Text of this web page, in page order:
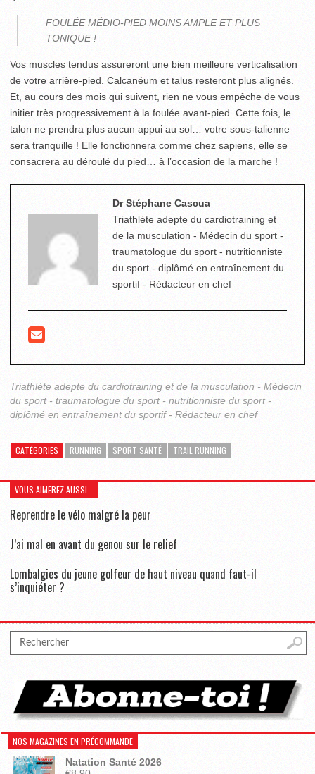
FOULÉE MÉDIO-PIED MOINS AMPLE ET PLUS
TONIQUE !
Vos muscles tendus assureront une bien meilleure verticalisation
de votre arrière-pied. Calcanéum et talus resteront plus alignés.
Et, au cours des mois qui suivent, rien ne vous empêche de vous
initier très progressivement à la foulée avant-pied. Cette fois, le
talon ne prendra plus aucun appui au sol… votre sous-talienne
sera tranquille ! Elle fonctionnera comme chez sapiens, elle se
consacrera au déroulé du pied… à l’occasion de la marche !
Dr Stéphane Cascua
Triathlète adepte du cardiotraining et
de la musculation - Médecin du sport -
traumatologue du sport - nutritionniste
du sport - diplômé en entraînement du
sportif - Rédacteur en chef
Triathlète adepte du cardiotraining et de la musculation - Médecin
du sport - traumatologue du sport - nutritionniste du sport -
diplômé en entraînement du sportif - Rédacteur en chef
CATÉGORIES RUNNING SPORT SANTÉ TRAIL RUNNING
VOUS AIMEREZ AUSSI...
Reprendre le vélo malgré la peur
J’ai mal en avant du genou sur le relief
Lombalgies du jeune golfeur de haut niveau quand faut-il
s’inquiéter ?
NOS MAGAZINES EN PRÉCOMMANDE
Natation Santé 2026